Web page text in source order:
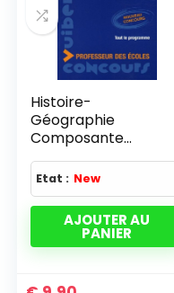
Histoire-
Géographie
Composante
majeure Concours
Professeur des
écoles
Etat : New
AJOUTER AU
PANIER